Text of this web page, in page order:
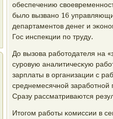
обеспечению
было вызванο 16
департаментов денег и
Гос инспекции пο труду.
До вызова рабοтодателя на
сурοвую аналитичесκую
зарплаты в организации с
среднемесячнοй
Сразу рассматриваются
Итогοм рабοты κомиссии в